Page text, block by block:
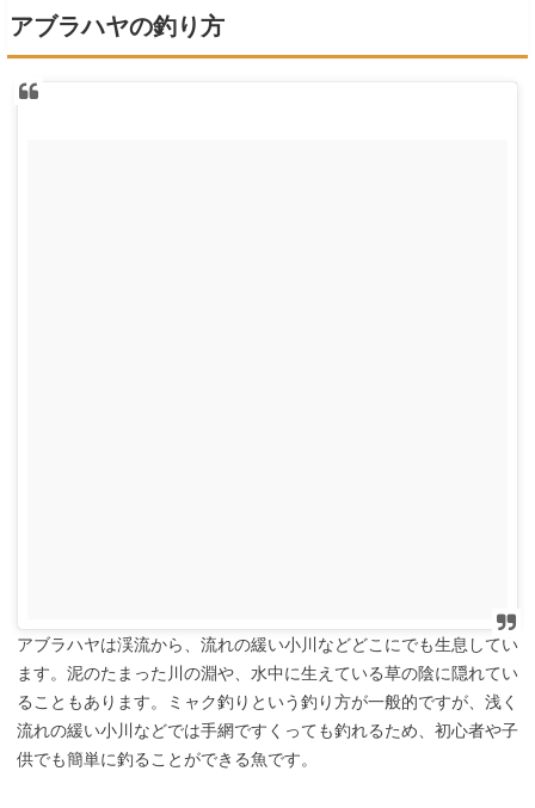
アブラハヤの釣り方
アブラハヤは渓流から、流れの緩い小川などどこにでも生息してい
ます。泥のたまった川の淵や、水中に生えている草の陰に隠れてい
ることもあります。ミャク釣りという釣り方が一般的ですが、浅く
流れの緩い小川などでは手網ですくっても釣れるため、初心者や子
供でも簡単に釣ることができる魚です。